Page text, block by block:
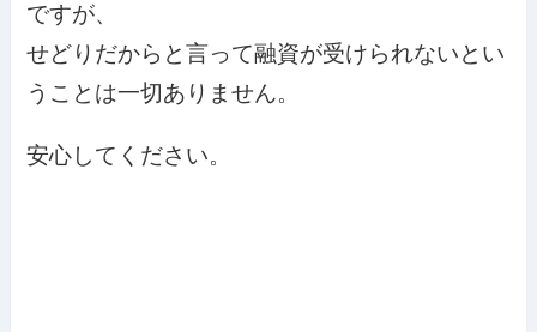
ですが、
せどりだからと言って融資が受けられないとい
うことは一切ありません。
安心してください。